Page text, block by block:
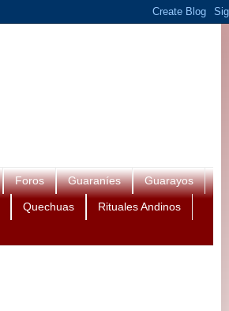
Foros Guaraníes Guarayos
Quechuas Rituales Andinos